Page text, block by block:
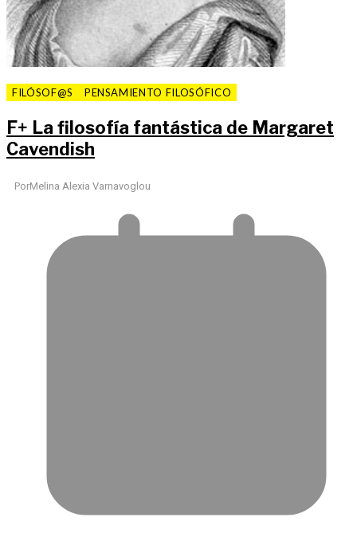
FILÓSOF@S PENSAMIENTO FILOSÓFICO
F+ La filosofía fantástica de Margaret
Cavendish
PorMelina Alexia Varnavoglou